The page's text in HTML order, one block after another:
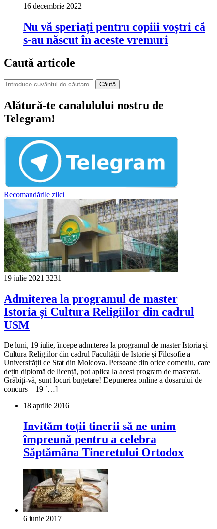
16 decembrie 2022
Nu vă speriați pentru copiii voștri că
s-au născut în aceste vremuri
Caută articole
Căută
Alătură-te canalulului nostru de
Telegram!
Recomandările zilei
19 iulie 2021 3231
Admiterea la programul de master
Istoria și Cultura Religiilor din cadrul
USM
De luni, 19 iulie, începe admiterea la programul de master Istoria și
Cultura Religiilor din cadrul Facultății de Istorie și Filosofie a
Universității de Stat din Moldova. Persoane din orice domeniu, care
dețin diplomă de licență, pot aplica la acest program de masterat.
Grăbiți-vă, sunt locuri bugetare! Depunerea online a dosarului de
concurs – 19 […]
18 aprilie 2016
Invităm toții tinerii să ne unim
împreună pentru a celebra
Săptămâna Tineretului Ortodox
6 iunie 2017